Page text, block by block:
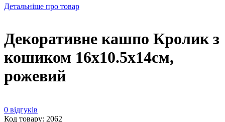
Детальніше про товар
Декоративне кашпо Кролик з
кошиком 16х10.5х14см,
рожевий
0 відгуків
Код товару: 2062